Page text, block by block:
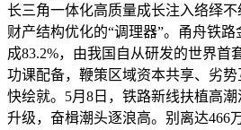
长三角一体化高质量成长注入络绎不
财产结构优化的“调理器”。甬舟铁
成83.2%，由我国自从研发的世界首
功课配备，鞭策区域资本共享、劣
快绘就。5月8日，铁路新线扶植高
升级，奋楫潮头逐浪高。别离达466